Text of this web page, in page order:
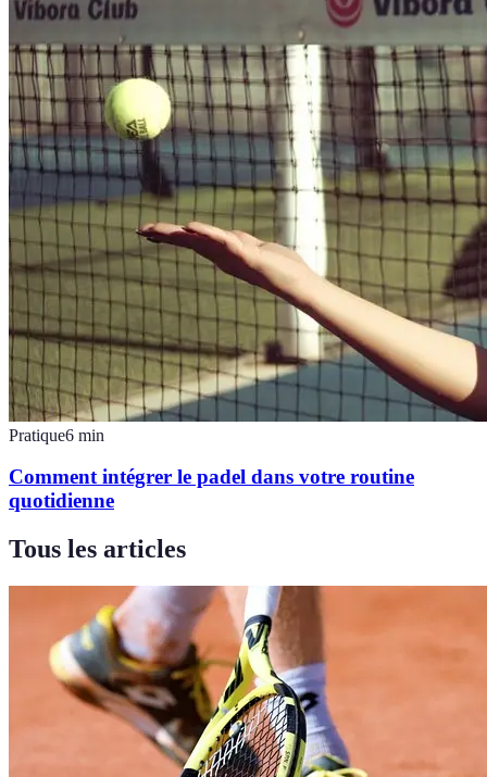
Pratique6 min
Comment intégrer le padel dans votre routine
quotidienne
Tous les articles